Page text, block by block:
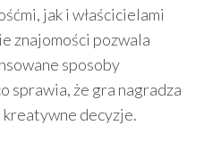
jak i właścicielami
znajomości pozwala
sposoby
sprawia, że gra nagradza
decyzje.